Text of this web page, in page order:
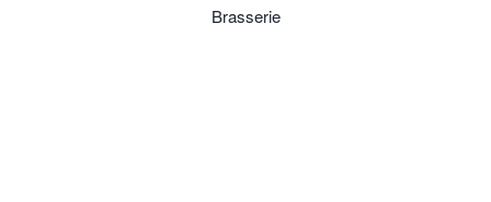
Brasserie